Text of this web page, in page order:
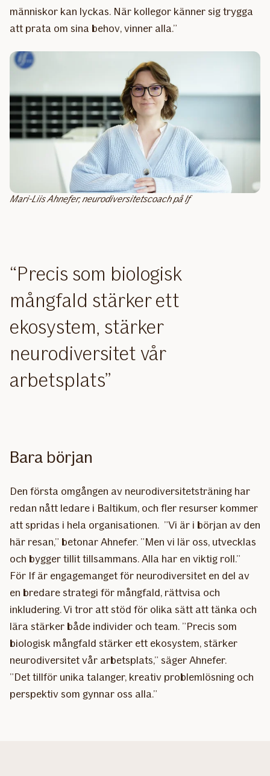
människor kan lyckas. När kollegor känner sig trygga
att prata om sina behov, vinner alla.”
Mari-Liis Ahnefer, neurodiversitetscoach på If
Precis som biologisk
mångfald stärker ett
ekosystem, stärker
neurodiversitet vår
arbetsplats
Bara början
Den första omgången av neurodiversitetsträning har
redan nått ledare i Baltikum, och fler resurser kommer
att spridas i hela organisationen. ”Vi är i början av den
här resan,” betonar Ahnefer. ”Men vi lär oss, utvecklas
och bygger tillit tillsammans. Alla har en viktig roll.”
För If är engagemanget för neurodiversitet en del av
en bredare strategi för mångfald, rättvisa och
inkludering. Vi tror att stöd för olika sätt att tänka och
lära stärker både individer och team. ”Precis som
biologisk mångfald stärker ett ekosystem, stärker
neurodiversitet vår arbetsplats,” säger Ahnefer.
”Det tillför unika talanger, kreativ problemlösning och
perspektiv som gynnar oss alla.”